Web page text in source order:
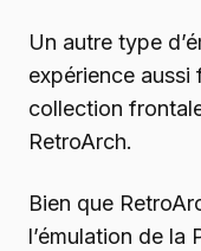
Un autre type
expérience aussi
collection
RetroArch.
Bien que
l’émulation de la